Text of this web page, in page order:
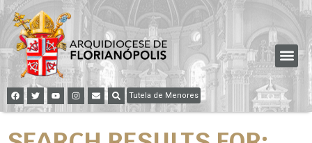
Tutela de Menores